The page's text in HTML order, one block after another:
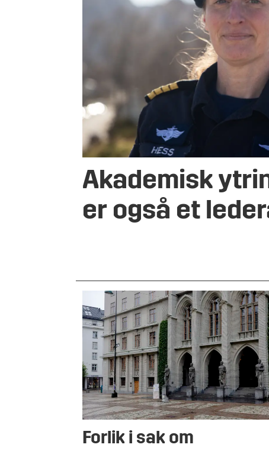
Akademisk
er også et
Forlik i sak om